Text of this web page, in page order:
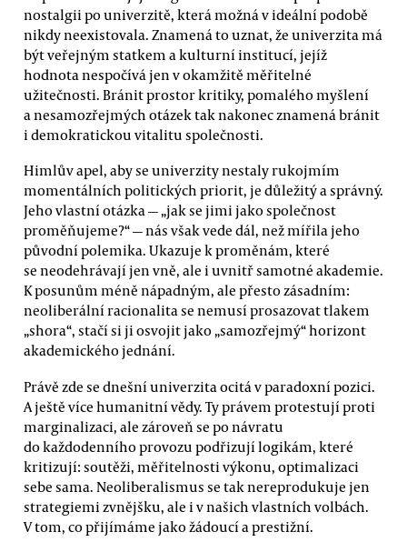
nostalgii po univerzitě, která možná v ideální podobě
nikdy neexistovala. Znamená to uznat, že univerzita má
být veřejným statkem a kulturní institucí, jejíž
hodnota nespočívá jen v okamžitě měřitelné
užitečnosti. Bránit prostor kritiky, pomalého myšlení
a nesamozřejmých otázek tak nakonec znamená bránit
i demokratickou vitalitu společnosti.
Himlův apel, aby se univerzity nestaly rukojmím
momentálních politických priorit, je důležitý a správný.
Jeho vlastní otázka — „jak se jimi jako společnost
proměňujeme?“ — nás však vede dál, než mířila jeho
původní polemika. Ukazuje k proměnám, které
se neodehrávají jen vně, ale i uvnitř samotné akademie.
K posunům méně nápadným, ale přesto zásadním:
neoliberální racionalita se nemusí prosazovat tlakem
„shora“, stačí si ji osvojit jako „samozřejmý“ horizont
akademického jednání.
Právě zde se dnešní univerzita ocitá v paradoxní pozici.
A ještě více humanitní vědy. Ty právem protestují proti
marginalizaci, ale zároveň se po návratu
do každodenního provozu podřizují logikám, které
kritizují: soutěži, měřitelnosti výkonu, optimalizaci
sebe sama. Neoliberalismus se tak nereprodukuje jen
strategiemi zvnějšku, ale i v našich vlastních volbách.
V tom, co přijímáme jako žádoucí a prestižní.